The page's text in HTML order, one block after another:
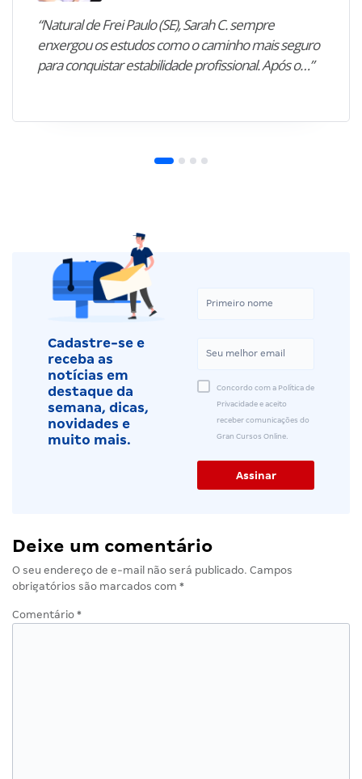
“Natural de Frei Paulo (SE), Sarah C. sempre
enxergou os estudos como o caminho mais seguro
para conquistar estabilidade profissional. Após o…”
Cadastre-se e
receba as
notícias em
destaque da
semana, dicas,
novidades e
muito mais.
Concordo com a Política de
Privacidade e aceito
receber comunicações do
Gran Cursos Online.
Deixe um comentário
O seu endereço de e-mail não será publicado. Campos
obrigatórios são marcados com *
Comentário *